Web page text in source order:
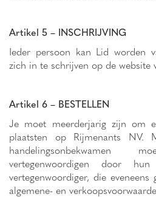
Artikel 5 – INSCHRIJVING
Ieder persoon kan Lid worden
zich in te schrijven op de website
Artikel 6 – BESTELLEN
Je moet meerderjarig zijn om
plaatsten op Rijmenants NV.
vertegenwoordigen door
vertegenwoordiger, die
algemene- en